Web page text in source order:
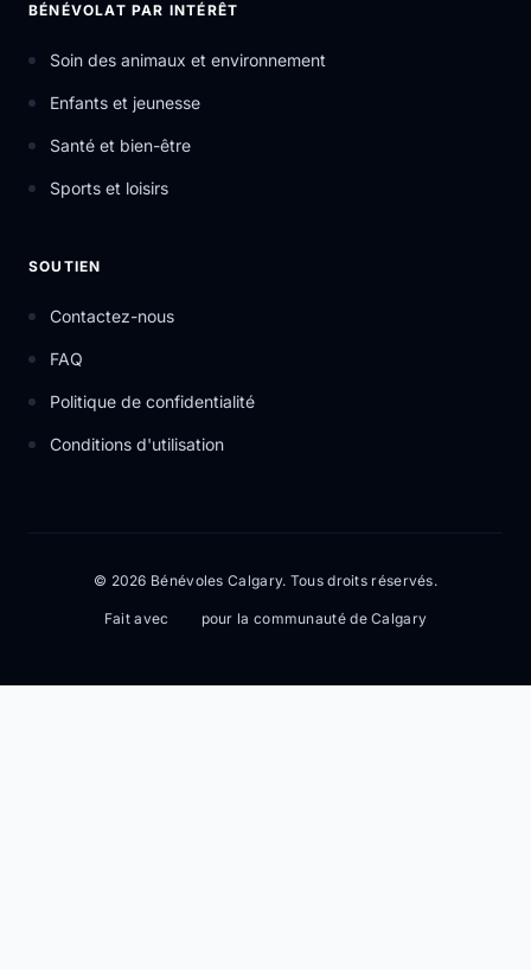
BÉNÉVOLAT PAR INTÉRÊT
Soin des animaux et environnement
Enfants et jeunesse
Santé et bien-être
Sports et loisirs
SOUTIEN
Contactez-nous
FAQ
Politique de confidentialité
Conditions d'utilisation
© 2026 Bénévoles Calgary. Tous droits réservés.
Fait avec pour la communauté de Calgary